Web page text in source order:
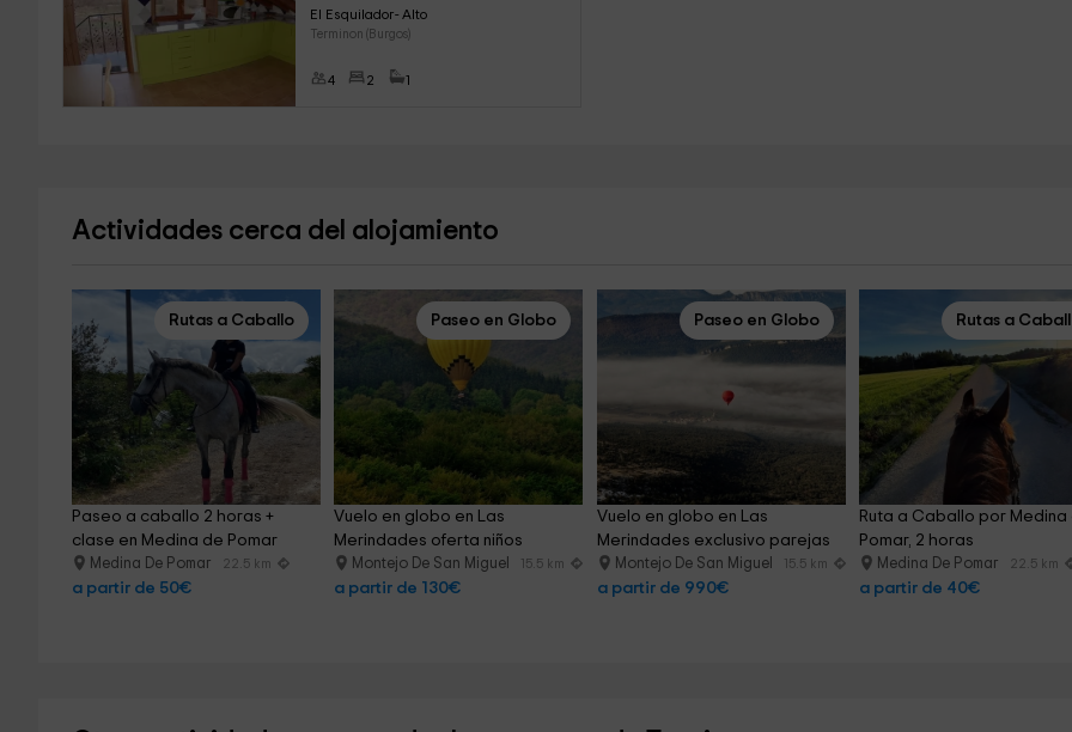
El Esquilador- Alto
Terminon (Burgos)
4 2 1
Actividades cerca del alojamiento
Rutas a Caballo
Paseo a caballo 2 horas +
clase en Medina de Pomar
Medina De Pomar 22.5 km
a partir de 50€
Paseo en Globo
Vuelo en globo en Las
Merindades oferta niños
Montejo De San Miguel 15.5 km
a partir de 130€
Paseo en Globo
Vuelo en globo en Las
Merindades exclusivo parejas
Montejo De San Miguel 15.5 km
a partir de 990€
Rutas a
Ruta a Caballo por
Pomar, 2 horas
Medina De Pomar 22.5 km
a partir de 40€